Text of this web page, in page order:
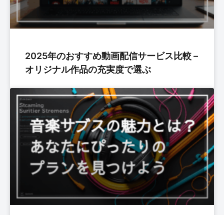
2025年のおすすめ動画配信サービス比較 –
オリジナル作品の充実度で選ぶ